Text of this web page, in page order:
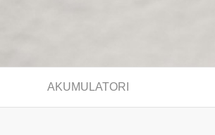
AKUMULATORI